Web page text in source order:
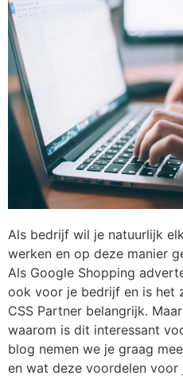
Als bedrijf wil je natuurlijk
werken en op deze manier
Als Google Shopping
ook voor je bedrijf en is het
CSS Partner belangrijk.
waarom is dit interessant
blog nemen we je graag
en wat deze voordelen